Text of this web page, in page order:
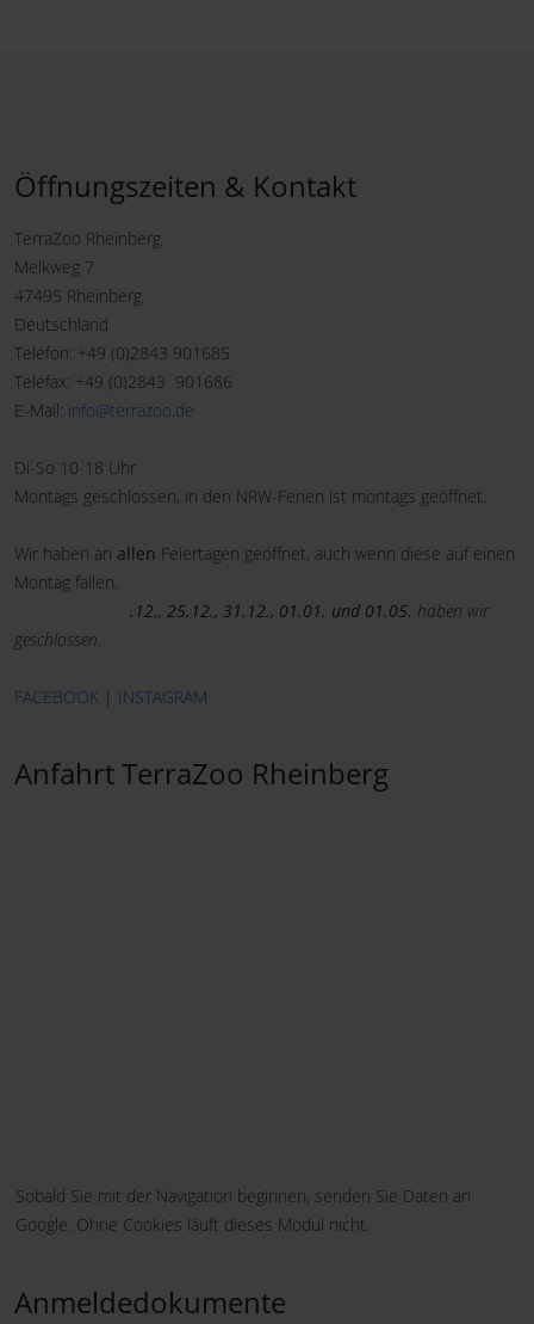
Öffnungszeiten & Kontakt
TerraZoo Rheinberg
Melkweg 7
47495 Rheinberg
Deutschland
Telefon: +49 (0)2843 901685
Telefax: +49 (0)2843 901686
E-Mail: info@terrazoo.de
Di-So 10-18 Uhr
Montags geschlossen, in den NRW-Ferien ist montags geöffnet.
Wir haben an allen Feiertagen geöffnet, auch wenn diese auf einen
Montag fallen.
.12., 25.12., 31.12., 01.01. und 01.05. haben wir
geschlossen.
FACEBOOK | INSTAGRAM
Anfahrt TerraZoo Rheinberg
Sobald Sie mit der Navigation beginnen, senden Sie Daten an
Google. Ohne Cookies läuft dieses Modul nicht.
Anmeldedokumente